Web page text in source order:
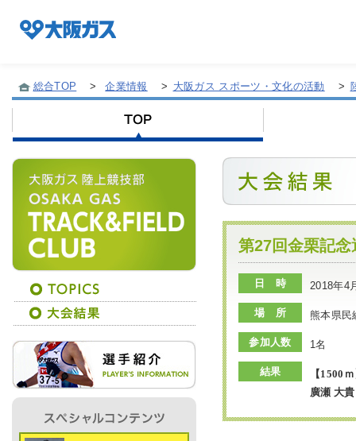
企業/グループについて
社会貢献
技術開発
サステナビリティ
総合TOP > 企業情報 > 大阪ガス スポーツ・文化の活動 >
第27回金栗記
日 時 2018年4
場 所 熊本県民
参加人数 1名
結果
【1500
廣瀬 大